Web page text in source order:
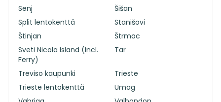
Senj
Šišan
Split lentokenttä
Stanišovi
Štinjan
Štrmac
Sveti Nicola Island (Incl.
Ferry)
Tar
Treviso kaupunki
Trieste
Trieste lentokenttä
Umag